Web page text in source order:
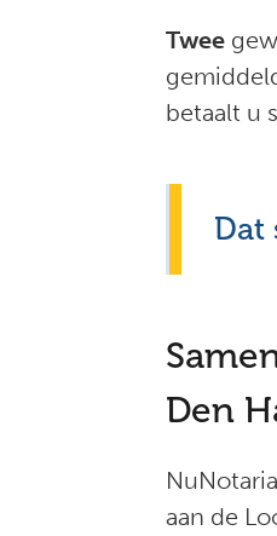
Twee
betaalt u
Dat
Den
aan de